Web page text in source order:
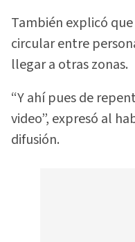
También explicó
circular entre
llegar a otras zonas.
“Y ahí pues de
video”, expresó al
difusión.